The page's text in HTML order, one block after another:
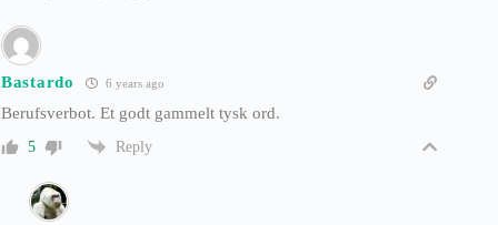
Bastardo 6 years ago
Berufsverbot. Et godt gammelt tysk ord.
5 Reply